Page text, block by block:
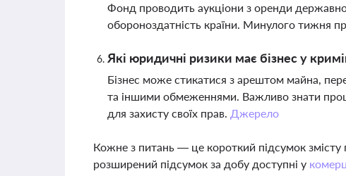
Фонд проводить аукціони з оренди
обороноздатність країни. Минулого тижня
Які юридичні ризики має бізнес у
Бізнес може стикатися з арештом майна,
та іншими обмеженнями. Важливо знати
для захисту своїх прав. Джерело
Кожне з питань — це короткий підсумок
розширений підсумок за добу доступні у